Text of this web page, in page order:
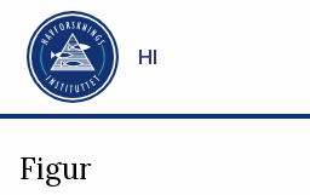
Gå til hovedinnhold
HI
Figur